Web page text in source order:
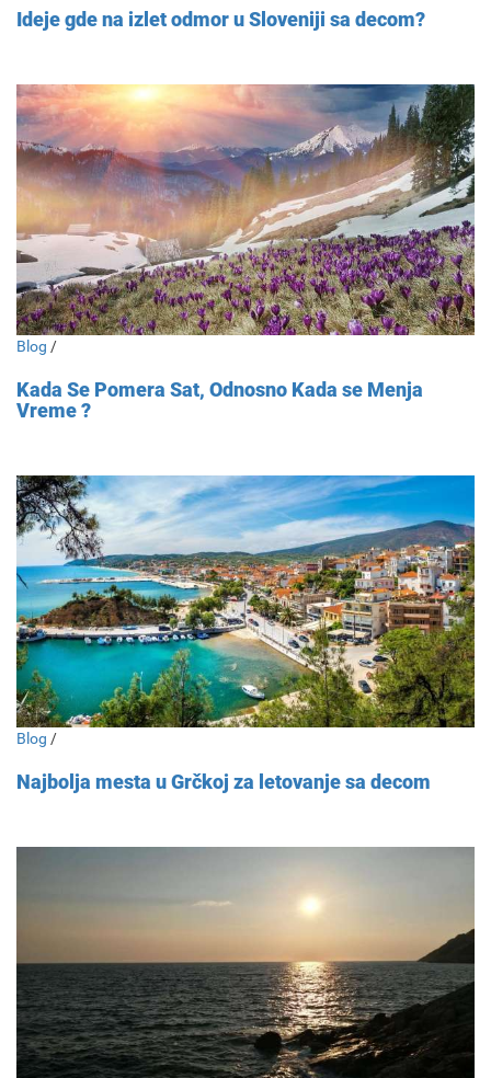
Ideje gde na izlet odmor u Sloveniji sa decom?
Blog /
Kada Se Pomera Sat, Odnosno Kada se Menja
Vreme ?
Blog /
Najbolja mesta u Grčkoj za letovanje sa decom